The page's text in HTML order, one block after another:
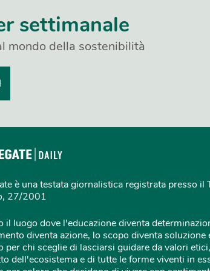
settimanale
mondo della sostenibilità
è una testata giornalistica registrata presso il
27/2001
il luogo dove l'educazione diventa
diventa azione, lo scopo diventa soluzione
per chi sceglie di lasciarsi guidare da valori
dell'ecosistema e di tutte le forme viventi in